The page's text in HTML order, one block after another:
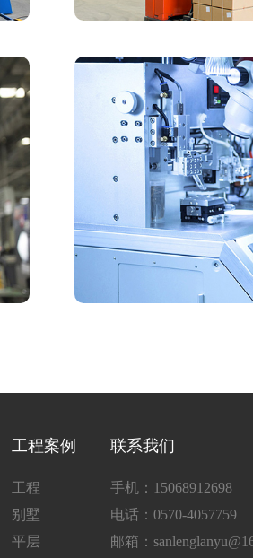
工程案例
工程
别墅
平层
联系我们
手机：15068912698
电话：0570-4057759
邮箱：